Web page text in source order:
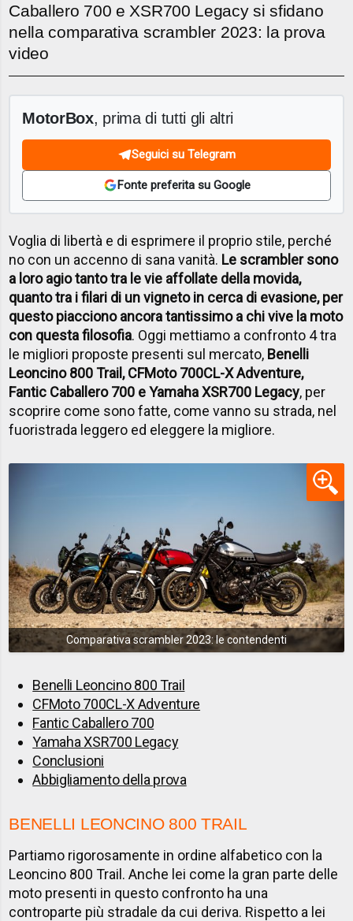
Caballero 700 e XSR700 Legacy si sfidano
nella comparativa scrambler 2023: la prova
video
MotorBox, prima di tutti gli altri
Seguici su Telegram
Fonte preferita su Google
Voglia di libertà e di esprimere il proprio stile, perché
no con un accenno di sana vanità. Le scrambler sono
a loro agio tanto tra le vie affollate della movida,
quanto tra i filari di un vigneto in cerca di evasione, per
questo piacciono ancora tantissimo a chi vive la moto
con questa filosofia. Oggi mettiamo a confronto 4 tra
le migliori proposte presenti sul mercato, Benelli
Leoncino 800 Trail, CFMoto 700CL-X Adventure,
Fantic Caballero 700 e Yamaha XSR700 Legacy, per
scoprire come sono fatte, come vanno su strada, nel
fuoristrada leggero ed eleggere la migliore.
Comparativa scrambler 2023: le contendenti
Benelli Leoncino 800 Trail
CFMoto 700CL-X Adventure
Fantic Caballero 700
Yamaha XSR700 Legacy
Conclusioni
Abbigliamento della prova
BENELLI LEONCINO 800 TRAIL
Partiamo rigorosamente in ordine alfabetico con la
Leoncino 800 Trail. Anche lei come la gran parte delle
moto presenti in questo confronto ha una
controparte più stradale da cui deriva. Rispetto a lei